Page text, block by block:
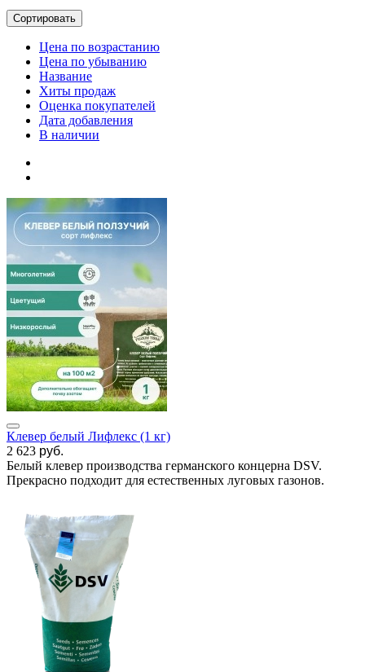
Сортировать
Цена по возрастанию
Цена по убыванию
Название
Хиты продаж
Оценка покупателей
Дата добавления
В наличии
Клевер белый Лифлекс (1 кг)
2 623 руб.
Белый клевер производства германского концерна DSV.
Прекрасно подходит для естественных луговых газонов.